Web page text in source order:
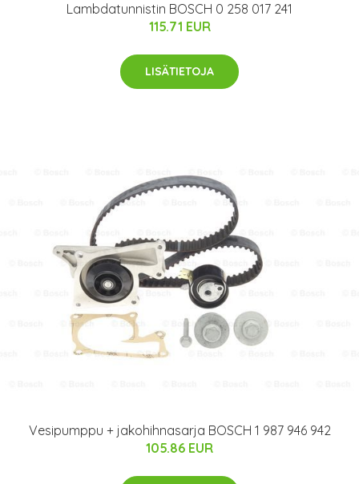
Lambdatunnistin BOSCH 0 258 017 241
115.71 EUR
LISÄTIETOJA
Vesipumppu + jakohihnasarja BOSCH 1 987 946 942
105.86 EUR